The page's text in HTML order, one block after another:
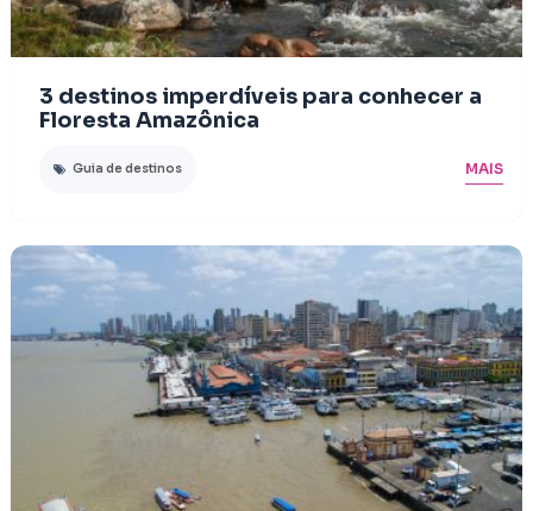
3 destinos imperdíveis para conhecer a
Floresta Amazônica
Guia de destinos MAIS